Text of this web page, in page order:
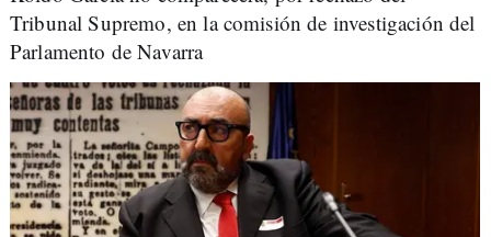
Tribunal Supremo, en la comisión de investigación del
Parlamento de Navarra